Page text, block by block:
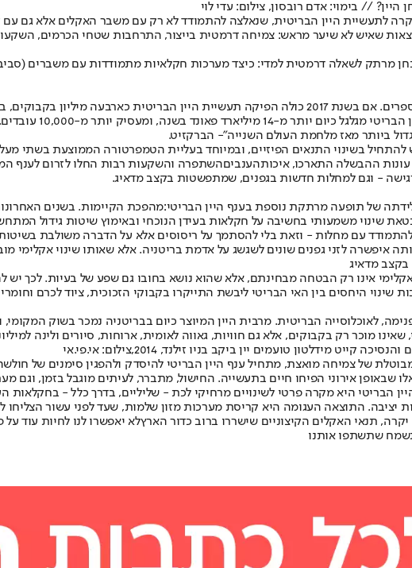
// בימוי: אדם רובסון, צילום: עדי לוי
לתעשיית היין הבריטית, שנאלצה להתמודד לא רק עם משבר האקלים אלא גם
שאיש לא שיער מראש: צמיחה דרמטית בייצור, התרחבות שטחי הכרמים,
מרתק לשאלה דרמטית למדי: כיצד מערכות חקלאיות מתמודדות עם משברים
של כ-500
ביותר מאז מלחמת העולם השנייה"- הברקזיט.
ההבשלה התארכו, איכותהענביםהשתפרה והשקעות רבות החלו לזרום לענף
- וגם למחלות חדשות בגפנים, שמתפשטות בקצב מדאיג.
של תופעה מרתקת נוספת בענף היין הבריטי:מהפכת הקיימות. בשנים
מבטאת שינוי משמעותי בחשיבה על חקלאות בעידן הנוכחי ובאימוץ שיטות גידול
להתמודד עם מחלות - וזאת בלי להסתמך על ריסוסים אלא על הדברה משולבת
איפשרה לזני גפנים שונים לשגשג על אדמת בריטניה. אלא שאותו שינוי אקלימי
מדאיג
אינו רק הבטחה מבחינתם, אלא שהוא נושא בחובו גם שפע של בעיות. לכך
שינוי היחסים בין האי הבריטי ליבשת התייקרו בקבוקי הזכוכית, ציוד לכרם
לאוכלוסייה הבריטית. מרבית היין המיוצר כיום בבריטניה נמכר בשוק
שאינו מוכר רק בקבוקים, אלא גם חוויות, גאווה לאומית, ארוחות, סיורים ולינה
מידלטון טועמים יין ביקב בניו זילנד, 2014,צילום: אי.פי.אי
של צמיחה מואצת, מתחיל ענף היין הבריטי להיסדק ולהפגין סימנים של
שבאופן אירוני הפיחו חיים בתעשייה. החישול, מתברר, לעיתים מוגבל בזמן,
הבריטי היא מקרה פרטי לשינויים מרחיקי לכת - שליליים, בדרך כלל -
יציבה. התוצאה העגומה היא קריסת מערכות מזון שלמות, שעד לפני עשור הצליחו
תנאי האקלים הקיצוניים שישררו ברוב כדור הארץלא יאפשרו לנו לחיות עוד
שתשתפו אותנו